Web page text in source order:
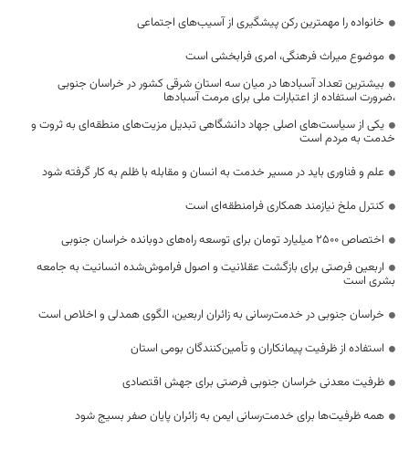
خانواده را مهمترین رکن پیشگیری از آسیب‌های اجتماعی
موضوع میراث فرهنگی، امری فرابخشی است
بیشترین تعداد آسبادها در میان سه استان شرقی کشور در خراسان جنوبی
،ضرورت استفاده از اعتبارات ملی برای مرمت آسبادها
یکی از سیاست‌های اصلی جهاد دانشگاهی تبدیل مزیت‌های منطقه‌ای به ثروت و
خدمت به مردم است
علم و فناوری باید در مسیر خدمت به انسان و مقابله با ظلم به کار گرفته شود
کنترل ملخ نیازمند همکاری فرامنطقه‌ای است
اختصاص 2500 میلیارد تومان برای توسعه راه‌های دوبانده خراسان جنوبی
اربعین فرصتی برای بازگشت عقلانیت و اصول فراموش‌شده انسانیت به جامعه
بشری است
خراسان جنوبی در خدمت‌رسانی به زائران اربعین، الگوی همدلی و اخلاص است
استفاده از ظرفیت پیمانکاران و تأمین‌کنندگان بومی استان
ظرفیت معدنی خراسان جنوبی فرصتی برای جهش اقتصادی
همه ظرفیت‌ها برای خدمت‌رسانی ایمن به زائران پایان صفر بسیج شود